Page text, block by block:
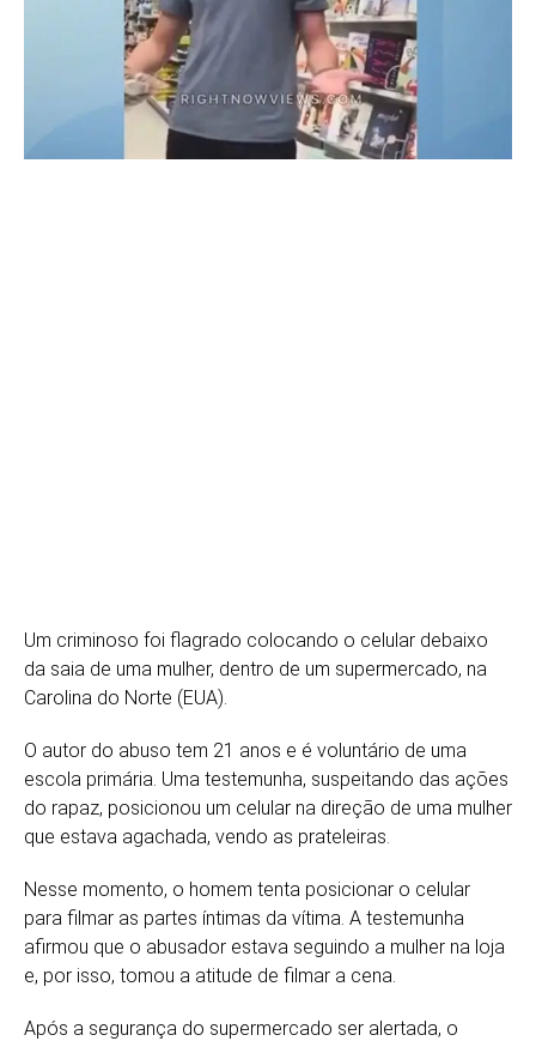
Um criminoso foi flagrado colocando o celular debaixo
da saia de uma mulher, dentro de um supermercado, na
Carolina do Norte (EUA).
O autor do abuso tem 21 anos e é voluntário de uma
escola primária. Uma testemunha, suspeitando das ações
do rapaz, posicionou um celular na direção de uma mulher
que estava agachada, vendo as prateleiras.
Nesse momento, o homem tenta posicionar o celular
para filmar as partes íntimas da vítima. A testemunha
afirmou que o abusador estava seguindo a mulher na loja
e, por isso, tomou a atitude de filmar a cena.
Após a segurança do supermercado ser alertada, o